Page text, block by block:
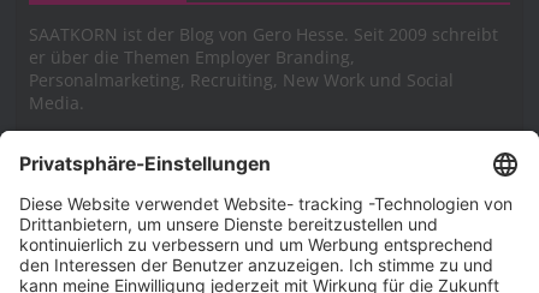
SAATKORN ist der Blog von Gero Hesse. Seit 2009 schreibt
er über die Themen Employer Branding,
Personalmarketing, Recruiting, New Work und Social
Media.
Impressum
Impressum